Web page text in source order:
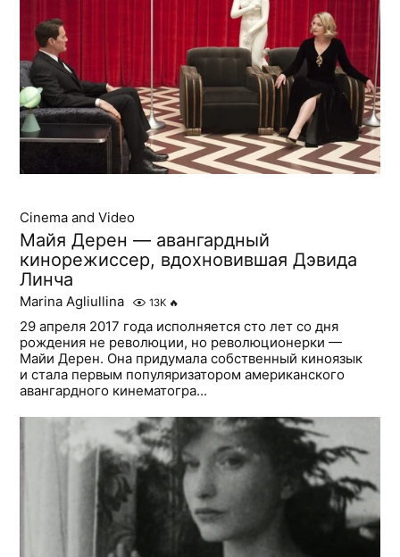
Cinema and Video
Майя Дерен — авангардный
кинорежиссер, вдохновившая Дэвида
Линча
Marina Agliullina 13K 🔥
29 апреля 2017 года исполняется сто лет со дня
рождения не революции, но революционерки —
Майи Дерен. Она придумала собственный киноязык
и стала первым популяризатором американского
авангардного кинематогра...